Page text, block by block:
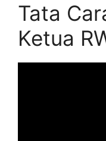
Tata
Ketua